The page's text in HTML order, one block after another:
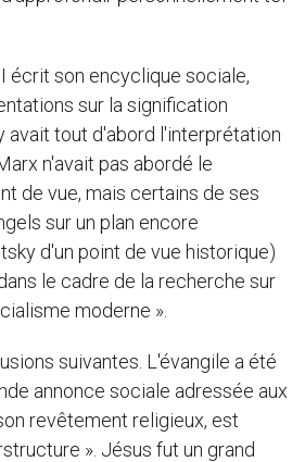
écrit son encyclique sociale,
sur la signification
avait tout d'abord l'interprétation
n'avait pas abordé le
de vue, mais certains de ses
sur un plan encore
d'un point de vue historique)
le cadre de la recherche sur
moderne ».
suivantes. L'évangile a été
annonce sociale adressée aux
revêtement religieux, est
». Jésus fut un grand